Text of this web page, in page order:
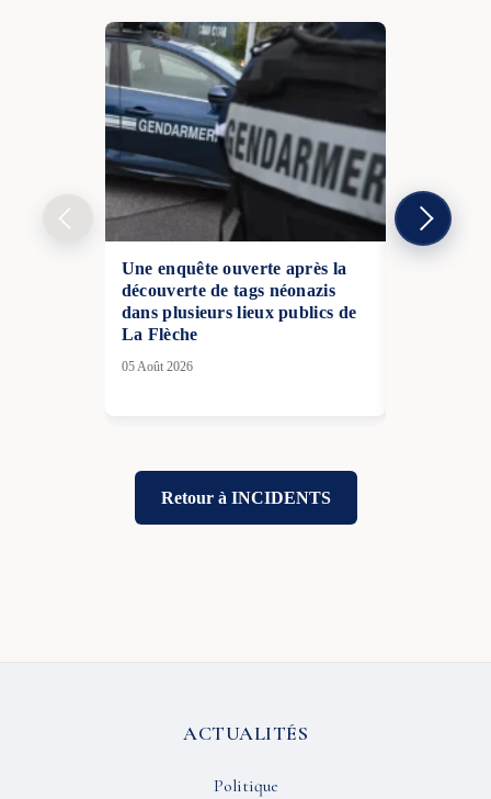
Une enquête ouverte après la
découverte de tags néonazis
dans plusieurs lieux publics de
La Flèche
05 Août 2026
Retour à INCIDENTS
ACTUALITÉS
Politique